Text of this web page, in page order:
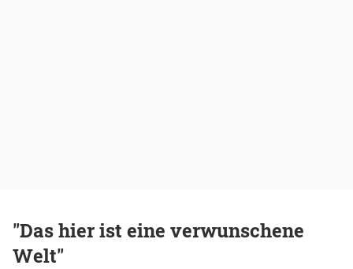
"Das hier ist eine verwunschene
Welt"